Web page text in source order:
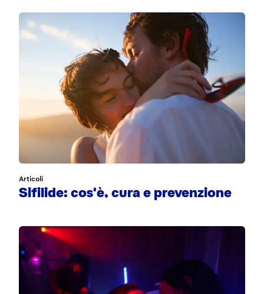
Articoli
Sifilide: cos'è, cura e prevenzione